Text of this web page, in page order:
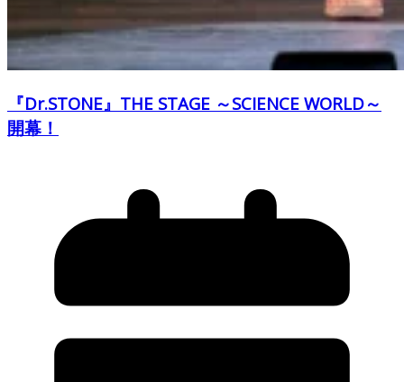
『Dr.STONE』THE STAGE ～SCIENCE WORLD～
開幕！